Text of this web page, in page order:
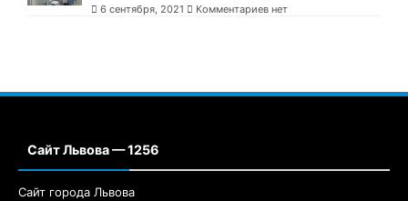
6 сентября, 2021 Комментариев нет
Сайт Львова — 1256
Сайт города Львова